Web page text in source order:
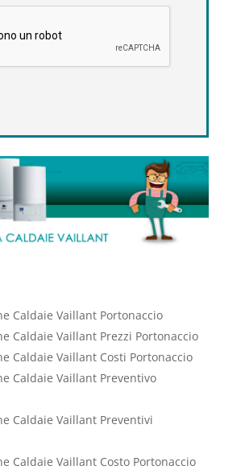
Caldaie Vaillant Portonaccio
Caldaie Vaillant Prezzi Portonaccio
Caldaie Vaillant Costi Portonaccio
Caldaie Vaillant Preventivo
Caldaie Vaillant Preventivi
Caldaie Vaillant Costo Portonaccio